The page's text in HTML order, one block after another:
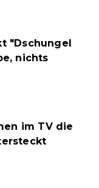
"Dschungel
nichts
im TV die